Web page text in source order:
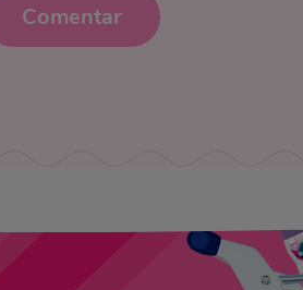
Comentar